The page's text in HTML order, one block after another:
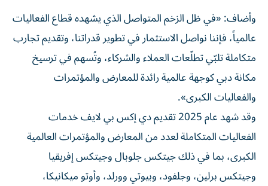
وأضاف: «في ظل الزخم المتواصل الذي يشهده قطاع الفعاليات
عالمياً، فإننا نواصل الاستثمار في تطوير قدراتنا، وتقديم تجارب
متكاملة تلبّي تطلّعات العملاء والشركاء، وتُسهم في ترسيخ
مكانة دبي كوجهة عالمية رائدة للمعارض والمؤتمرات
والفعاليات الكبرى».
وقد شهد عام 2025 تقديم دي إكس بي لايف خدمات
الفعاليات المتكاملة لعدد من المعارض والمؤتمرات العالمية
الكبرى، بما في ذلك جيتكس جلوبال وجيتكس إفريقيا
وجيتكس برلين، وجلفود، وبيوتي وورلد، وأوتو ميكانيكا،